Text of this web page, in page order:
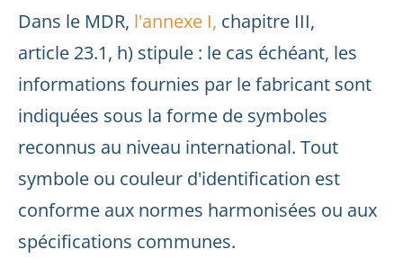
Dans le MDR, l'annexe I, chapitre III,
article 23.1, h) stipule : le cas échéant, les
informations fournies par le fabricant sont
indiquées sous la forme de symboles
reconnus au niveau international. Tout
symbole ou couleur d'identification est
conforme aux normes harmonisées ou aux
spécifications communes.